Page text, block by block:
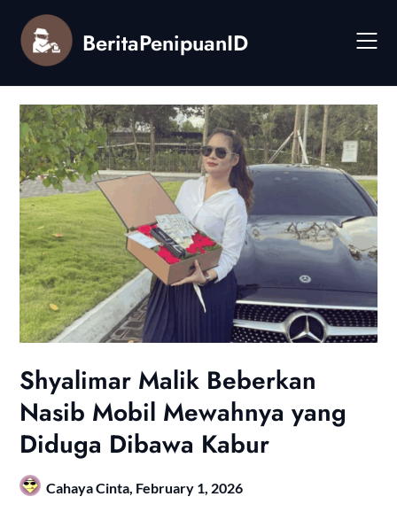
content
BeritaPenipuanID
Shyalimar Malik Beberkan
Nasib Mobil Mewahnya yang
Diduga Dibawa Kabur
Cahaya Cinta, February 1, 2026